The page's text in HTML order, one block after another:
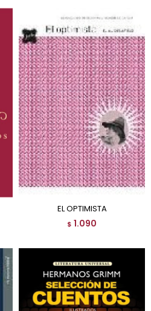
EL OPTIMISTA
$ 1.090